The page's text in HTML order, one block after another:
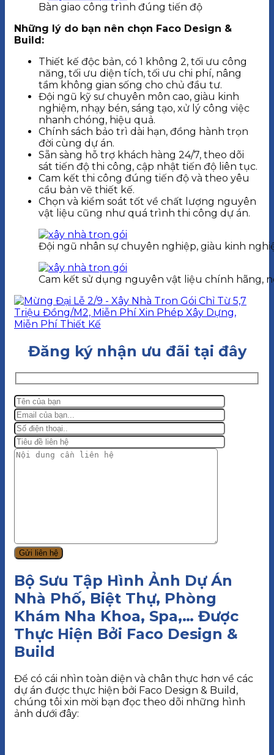
Bàn giao công trình đúng tiến độ
Những lý do bạn nên chọn Faco Design &
Build:
Thiết kế độc bản, có 1 không 2, tối ưu công
năng, tối ưu diện tích, tối ưu chi phí, nâng
tầm không gian sống cho chủ đầu tư.
Đội ngũ kỹ sư chuyên môn cao, giàu kinh
nghiệm, nhạy bén, sáng tạo, xử lý công việc
nhanh chóng, hiệu quả.
Chính sách bảo trì dài hạn, đồng hành trọn
đời cùng dự án.
Sẵn sàng hỗ trợ khách hàng 24/7, theo dõi
sát tiến độ thi công, cập nhật tiến độ liên tục.
Cam kết thi công đúng tiến độ và theo yêu
cầu bản vẽ thiết kế.
Chọn và kiểm soát tốt về chất lượng nguyên
vật liệu cũng như quá trình thi công dự án.
Đội ngũ nhân sự chuyên nghiệp, giàu kinh
Cam kết sử dụng nguyên vật liệu chính hãng,
Đăng ký nhận ưu đãi tại đây
Bộ Sưu Tập Hình Ảnh Dự Án
Nhà Phố, Biệt Thự, Phòng
Khám Nha Khoa, Spa,… Được
Thực Hiện Bởi Faco Design &
Build
Để có cái nhìn toàn diện và chân thực hơn về các
dự án được thực hiện bởi Faco Design & Build,
chúng tôi xin mời bạn đọc theo dõi những hình
ảnh dưới đây: